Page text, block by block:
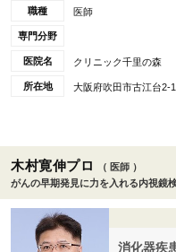
職種 医師
専門分野
医院名 クリニック千里の森
所在地 大阪府吹田市古江台
木村寛伸プロ
（ 医師 ）
がんの早期発見に力を入れる内視鏡
消化器疾